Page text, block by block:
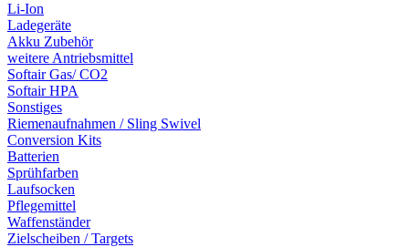
Li-Ion
Ladegeräte
Akku Zubehör
weitere Antriebsmittel
Softair Gas/ CO2
Softair HPA
Sonstiges
Riemenaufnahmen / Sling Swivel
Conversion Kits
Batterien
Sprühfarben
Laufsocken
Pflegemittel
Waffenständer
Zielscheiben / Targets